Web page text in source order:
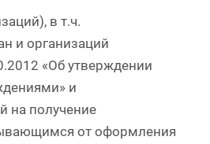
в т.ч.
и организаций
«Об утверждении
и
на получение
от оформления